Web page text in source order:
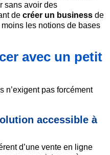
sans avoir des
de créer un business de
les notions de bases
avec un petit
n’exigent pas forcément
accessible à
d’une vente en ligne